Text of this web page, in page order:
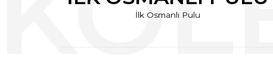
İlk Osmanlı Pulu